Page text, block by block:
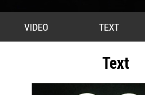
VIDEO TEXT
Text